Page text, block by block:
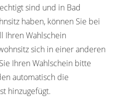
sind und in Bad
haben, können Sie bei
Ihren Wahlschein
sich in einer anderen
Ihren Wahlschein bitte
automatisch die
hinzugefügt.